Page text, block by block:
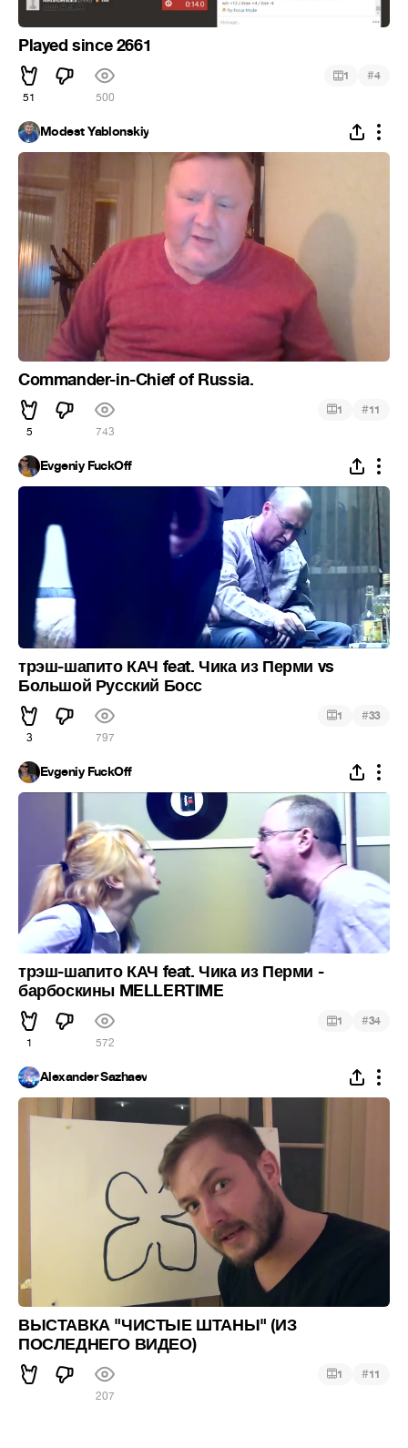
Played since 2661
51 500
1 #4
Modest Yablonskiy
Commander-in-Chief of Russia.
5 743
1 #11
Evgeniy FuckOff
трэш-шапито КАЧ feat. Чика из Перми vs
Большой Русский Босс
3 797
1 #33
Evgeniy FuckOff
трэш-шапито КАЧ feat. Чика из Перми -
барбоскины MELLERTIME
1 572
1 #34
Alexander Sazhaev
ВЫСТАВКА "ЧИСТЫЕ ШТАНЫ" (ИЗ
ПОСЛЕДНЕГО ВИДЕО)
207
1 #11